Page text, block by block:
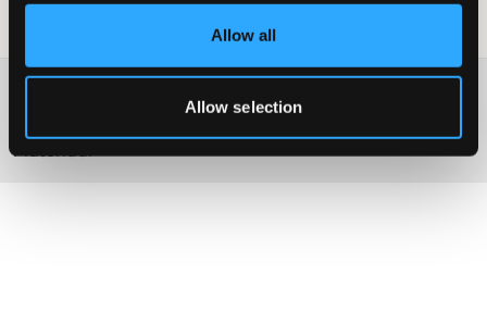
Allow all
Allow selection
Materiaal